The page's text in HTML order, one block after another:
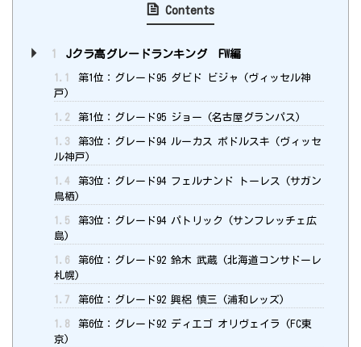
Contents
1 Jクラ高グレードランキング FW編
1.1
第1位：グレード95 ダビド ビジャ (ヴィッセル神
戸)
1.2 第1位：グレード95 ジョー (名古屋グランパス)
1.3
第3位：グレード94 ルーカス ポドルスキ (ヴィッセ
ル神戸)
1.4
第3位：グレード94 フェルナンド トーレス (サガン
鳥栖)
1.5
第3位：グレード94 パトリック (サンフレッチェ広
島)
1.6
第6位：グレード92 鈴木 武蔵 (北海道コンサドーレ
札幌)
1.7 第6位：グレード92 興梠 慎三 (浦和レッズ)
1.8
第6位：グレード92 ディエゴ オリヴェイラ (FC東
京)